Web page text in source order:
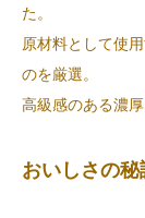
た。
原材料として使
のを厳選。
高級感のある濃
おいしさの秘